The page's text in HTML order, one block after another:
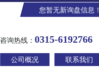
您暂无新询盘信息！
咨询热线： 0315-6192766
公司概况 联系我们